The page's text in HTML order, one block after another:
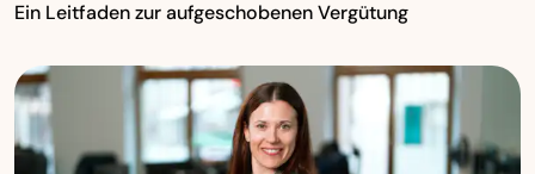
Ein Leitfaden zur aufgeschobenen Vergütung